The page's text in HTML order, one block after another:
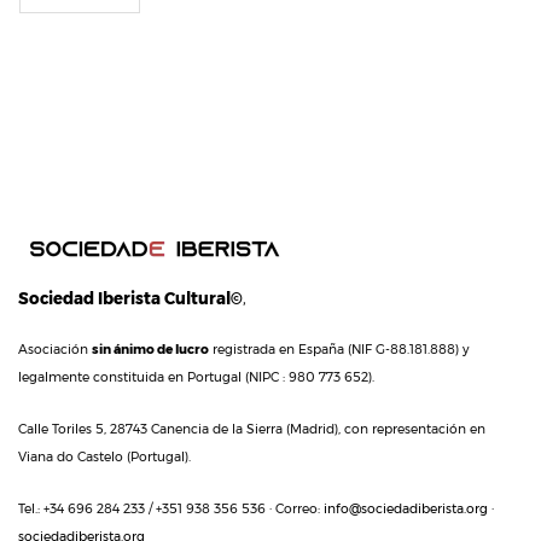
Sociedad Iberista Cultural©,
Asociación sin ánimo de lucro registrada en España (NIF G-88.181.888) y
legalmente constituida en Portugal (NIPC : 980 773 652).
Calle Toriles 5, 28743 Canencia de la Sierra (Madrid), con representación en
Viana do Castelo (Portugal).
Tel.: +34 696 284 233 / +351 938 356 536 · Correo: info@sociedadiberista.org ·
sociedadiberista.org